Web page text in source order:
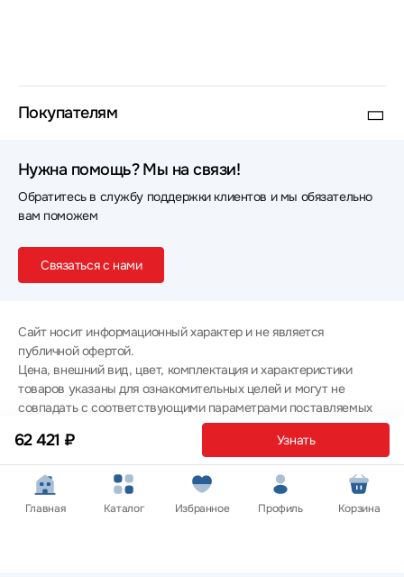
62 421 ₽ Узнать
Покупателям
Нужна помощь? Мы на связи!
Обратитесь в службу поддержки клиентов и мы обязательно
вам поможем
Связаться с нами
Сайт носит информационный характер и не является
публичной офертой.
Цена, внешний вид, цвет, комплектация и характеристики
товаров указаны для ознакомительных целей и могут не
совпадать с соответствующими параметрами поставляемых
товаров - уточняйте информацию у менеджера при
оформлении заказа.
Политика конфиденциальности
© 2012 — 2026 ООО «Эпл Тэк»
Главная Каталог Избранное Профиль Корзина